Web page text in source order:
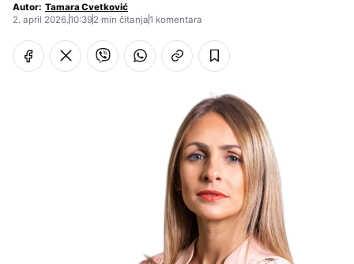
Autor: Tamara Cvetković
2. april 2026.10:392 min čitanja1 komentara